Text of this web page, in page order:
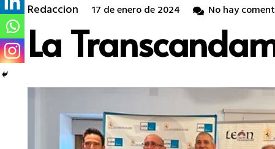
Redaccion 17 de enero de 2024 No hay
La